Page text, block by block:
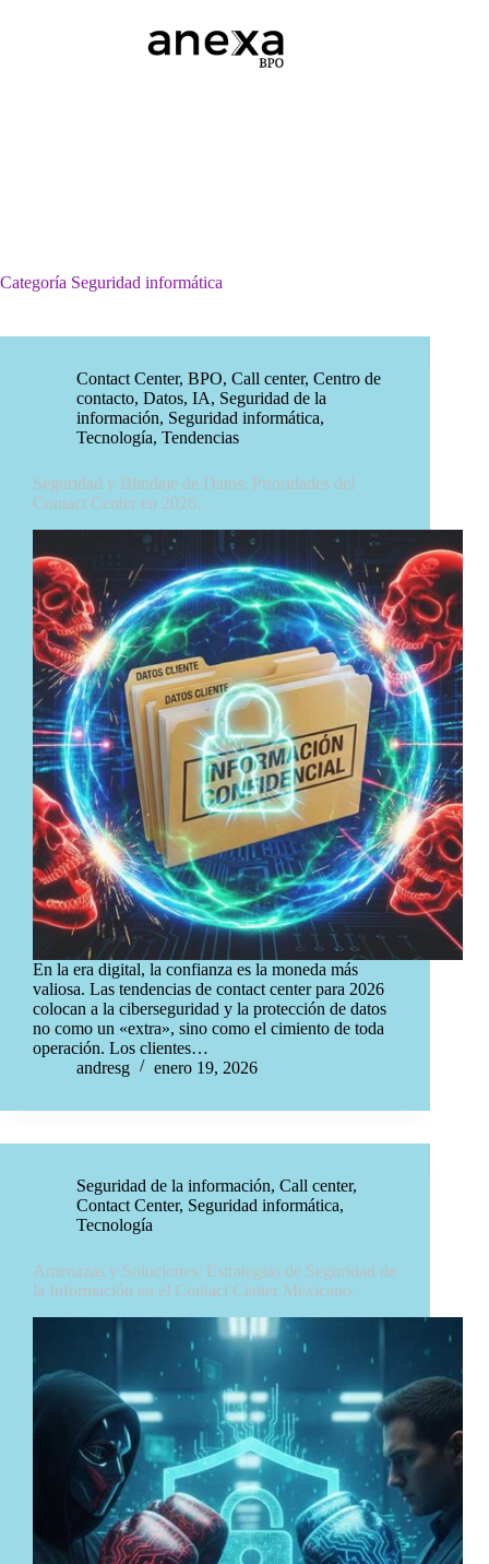
Categoría Seguridad informática
Contact Center, BPO, Call center, Centro de
contacto, Datos, IA, Seguridad de la
información, Seguridad informática,
Tecnología, Tendencias
Seguridad y Blindaje de Datos: Prioridades del
Contact Center en 2026.
En la era digital, la confianza es la moneda más
valiosa. Las tendencias de contact center para 2026
colocan a la ciberseguridad y la protección de datos
no como un «extra», sino como el cimiento de toda
operación. Los clientes…
andresg
enero 19, 2026
Seguridad de la información, Call center,
Contact Center, Seguridad informática,
Tecnología
Amenazas y Soluciones: Estrategias de Seguridad de
la Información en el Contact Center Mexicano.